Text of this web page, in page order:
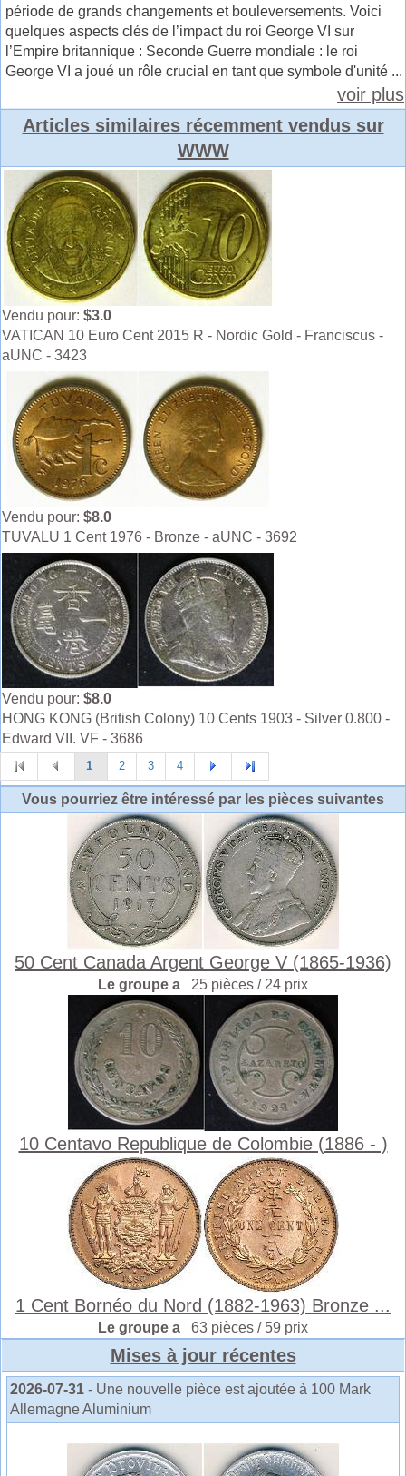
période de grands changements et bouleversements. Voici
quelques aspects clés de l’impact du roi George VI sur
l’Empire britannique : Seconde Guerre mondiale : le roi
George VI a joué un rôle crucial en tant que symbole d'unité ...
voir plus
Articles similaires récemment vendus sur
WWW
Vendu pour: $3.0
VATICAN 10 Euro Cent 2015 R - Nordic Gold - Franciscus -
aUNC - 3423
Vendu pour: $8.0
TUVALU 1 Cent 1976 - Bronze - aUNC - 3692
Vendu pour: $8.0
HONG KONG (British Colony) 10 Cents 1903 - Silver 0.800 -
Edward VII. VF - 3686
1 2 3 4
Vous pourriez être intéressé par les pièces suivantes
50 Cent Canada Argent George V (1865-1936)
Le groupe a 25 pièces / 24 prix
10 Centavo Republique de Colombie (1886 - )
1 Cent Bornéo du Nord (1882-1963) Bronze ...
Le groupe a 63 pièces / 59 prix
Mises à jour récentes
2026-07-31 - Une nouvelle pièce est ajoutée à 100 Mark
Allemagne Aluminium